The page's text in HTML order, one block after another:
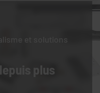
et solutions
plus